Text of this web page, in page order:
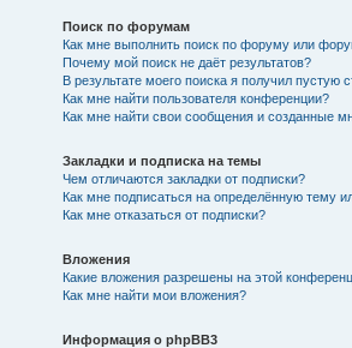
Поиск по форумам
Как мне выполнить поиск по форуму или
Почему мой поиск не даёт результатов?
В результате моего поиска я получил пустую
Как мне найти пользователя конференции?
Как мне найти свои сообщения и созданные
Закладки и подписка на темы
Чем отличаются закладки от подписки?
Как мне подписаться на определённую тему
Как мне отказаться от подписки?
Вложения
Какие вложения разрешены на этой
Как мне найти мои вложения?
Информация о phpBB3